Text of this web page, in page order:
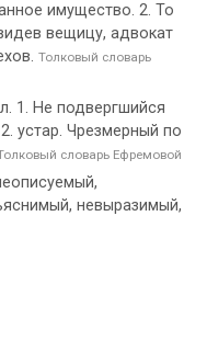
имущество. 2. То
вещицу, адвокат
Толковый словарь
1. Не подвергшийся
устар. Чрезмерный по
словарь Ефремовой
невыразимый,